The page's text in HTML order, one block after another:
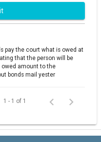
pay the court what is owed at
that the person will be
amount to the
bonds mail yester
1 - 1 of 1